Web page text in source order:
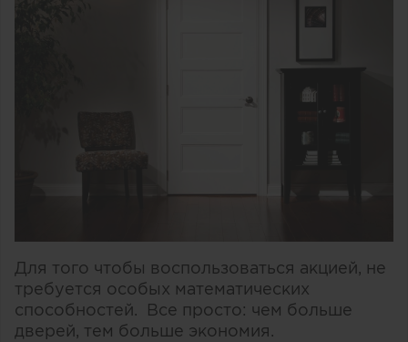
Для того чтобы воспользоваться акцией, не
требуется особых математических
способностей. Все просто: чем больше
дверей, тем больше экономия.